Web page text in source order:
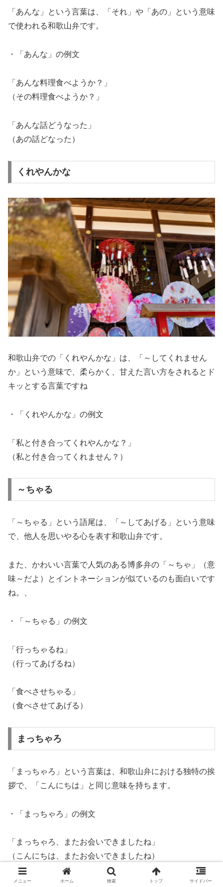
「あんな」という言葉は、「それ」や「あの」という意味
で使われる和歌山弁です。
・「あんな」の例文
「あんな料理食べようか？」
（その料理食べようか？」
「あんな話どうなった」
（あの話どなった）
くれやんかな
和歌山弁での「くれやんかな」は、「～してくれません
か」という意味で、柔らかく、甘えた言い方をされるとド
キッとする言葉ですね
・「くれやんかな」の例文
「私と付き合ってくれやんかな？」
（私と付き合ってくれません？）
～ちゃる
「～ちゃる」という語尾は、「～してあげる」という意味
で、他人を思いやる心を表す和歌山弁です。
また、かわいい言葉で人気のある博多弁の「～ちゃ」（意
味～だよ）とイントネーションが似ているのも面白いです
ね。、
・「～ちゃる」の例文
「行っちゃるね」
（行ってあげるね）
「食べさせちゃる」
（食べさせてあげる）
まっちゃろ
「まっちゃろ」という言葉は、和歌山弁における独特の挨
拶で、「こんにちは」と同じ意味を持ちます。
・「まっちゃろ」の例文
「まっちゃろ、またお会いできましたね」
（こんにちは、またお会いできましたね）
「まっちゃろ、あなたはどこでんか？」
メニュー ホーム 検索 トップ サイドバー